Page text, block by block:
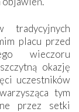
tradycyjnych
placu przed
wieczoru
okazję
uczestników
tym
przez setki